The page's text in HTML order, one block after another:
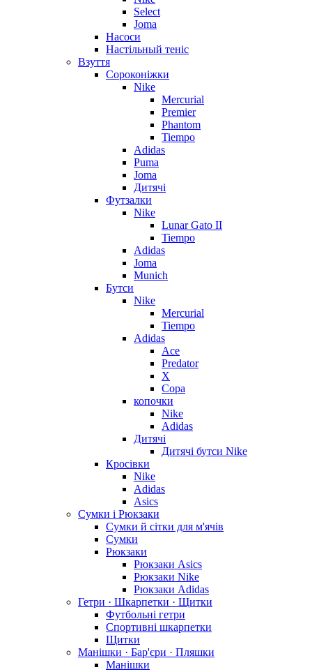
Select
Joma
Насоси
Настільный теніс
Взуття
Сороконіжки
Nike
Mercurial
Premier
Phantom
Tiempo
Adidas
Puma
Joma
Дитячі
Футзалки
Nike
Lunar Gato II
Tiempo
Adidas
Joma
Munich
Бутси
Nike
Mercurial
Tiempo
Adidas
Ace
Predator
X
Copa
копочки
Nike
Adidas
Дитячі
Дитячі бутси Nike
Кросівки
Nike
Adidas
Asics
Сумки і Рюкзаки
Сумки й сітки для м'ячів
Сумки
Рюкзаки
Рюкзаки Asics
Рюкзаки Nike
Рюкзаки Adidas
Гетри · Шкарпетки · Щитки
Футбольні гетри
Спортивні шкарпетки
Щитки
Манішки · Бар'єри · Пляшки
Манішки